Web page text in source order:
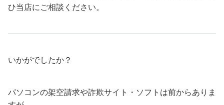
ひ当店にご相談ください。
いかがでしたか？
パソコンの架空請求や詐欺サイト・ソフトは前からありま